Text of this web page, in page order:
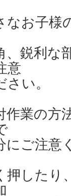
なお子
、鋭利
意
い。
作業の
ご注意
押した